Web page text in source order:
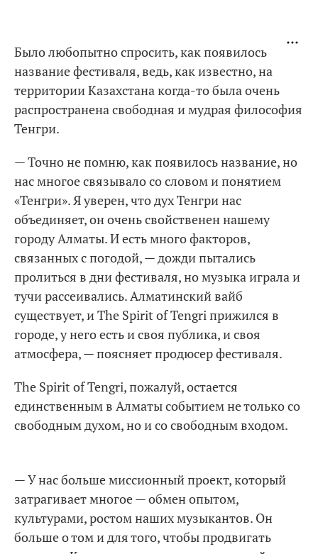
Было любопытно спросить, как появилось
название фестиваля, ведь, как известно, на
территории Казахстана когда-то была очень
распространена свободная и мудрая философия
Тенгри.
— Точно не помню, как появилось название, но
нас многое связывало со словом и понятием
«Тенгри». Я уверен, что дух Тенгри нас
объединяет, он очень свойственен нашему
городу Алматы. И есть много факторов,
связанных с погодой, — дожди пытались
пролиться в дни фестиваля, но музыка играла и
тучи рассеивались. Алматинский вайб
существует, и The Spirit of Tengri прижился в
городе, у него есть и своя публика, и своя
атмосфера, — поясняет продюсер фестиваля.
The Spirit of Tengri, пожалуй, остается
единственным в Алматы событием не только со
свободным духом, но и со свободным входом.
— У нас больше миссионный проект, который
затрагивает многое — обмен опытом,
культурами, ростом наших музыкантов. Он
больше о том и для того, чтобы продвигать